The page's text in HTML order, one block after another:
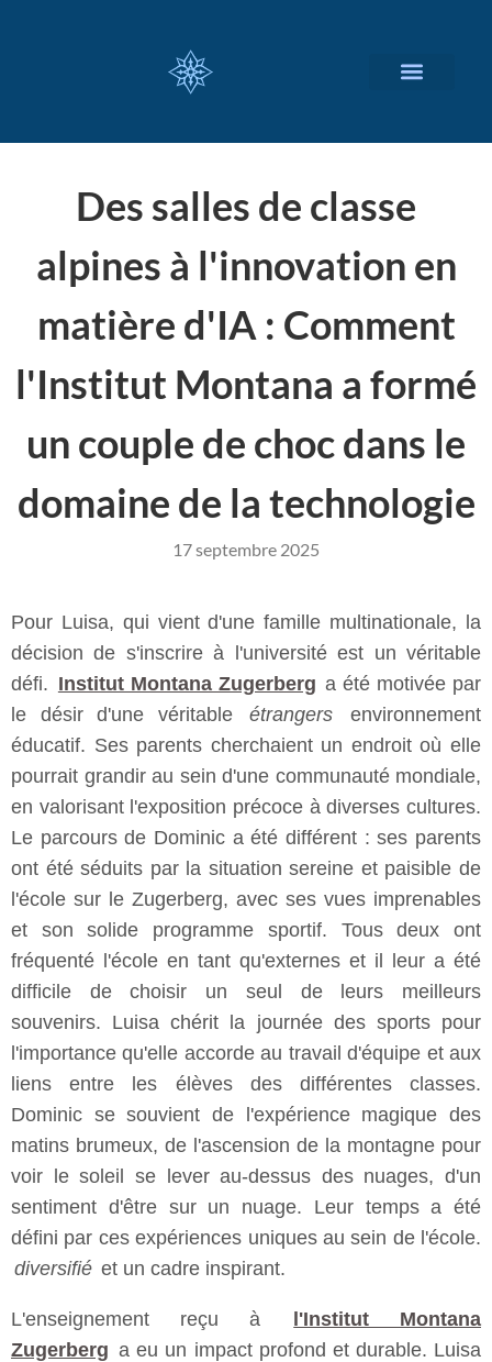
Des salles de classe
alpines à l'innovation en
matière d'IA : Comment
l'Institut Montana a formé
un couple de choc dans le
domaine de la technologie
17 septembre 2025
Pour Luisa, qui vient d'une famille multinationale, la
décision de s'inscrire à l'université est un véritable
défi. Institut Montana Zugerberg a été motivée par
le désir d'une véritable
étrangers
environnement
éducatif. Ses parents cherchaient un endroit où elle
pourrait grandir au sein d'une communauté mondiale,
en valorisant l'exposition précoce à diverses cultures.
Le parcours de Dominic a été différent : ses parents
ont été séduits par la situation sereine et paisible de
l'école sur le Zugerberg, avec ses vues imprenables
et son solide programme sportif. Tous deux ont
fréquenté l'école en tant qu'externes et il leur a été
difficile de choisir un seul de leurs meilleurs
souvenirs. Luisa chérit la journée des sports pour
l'importance qu'elle accorde au travail d'équipe et aux
liens entre les élèves des différentes classes.
Dominic se souvient de l'expérience magique des
matins brumeux, de l'ascension de la montagne pour
voir le soleil se lever au-dessus des nuages, d'un
sentiment d'être sur un nuage. Leur temps a été
défini par ces expériences uniques au sein de l'école.
diversifié et un cadre inspirant.
L'enseignement reçu à
l'Institut Montana
Zugerberg a eu un impact profond et durable. Luisa